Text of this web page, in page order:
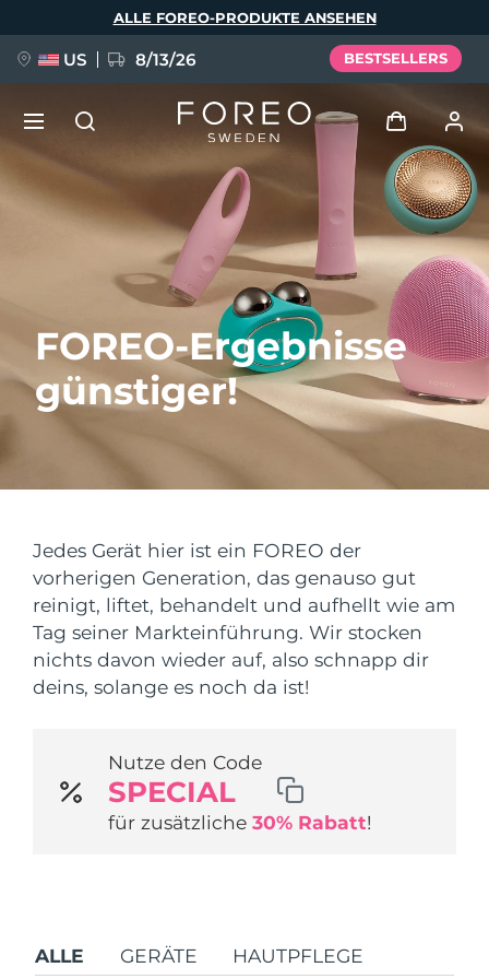
FOREO-Ergebnisse
günstiger!
Jedes Gerät hier ist ein FOREO der
vorherigen Generation, das genauso gut
reinigt, liftet, behandelt und aufhellt wie am
Tag seiner Markteinführung. Wir stocken
nichts davon wieder auf, also schnapp dir
deins, solange es noch da ist!
Nutze den Code
SPECIAL
für zusätzliche30% Rabatt!
ALLE GERÄTE HAUTPFLEGE
ALLE FOREO-PRODUKTE ANSEHEN
US 8/13/26 BESTSELLERS
Anmelden
Benutzerkonto
Meine Geräte
Meine Bestellungen
Meine Adressen
Meine Abonnements
NEU
FAQ™ Pure Beauty-Tech Elixir
BREAKING NEWS
FAQ™ Dual LED Panel
BELIEBT
Sonderangebote Bestseller
Sprache
Deutsch
Español
Français
Italiano
Português
Polski
Svenska
Русский
Türkçe
简体中文 繁體中文
Versandland
Vereinigte Staaten Erwartete Lieferung
Vereinigtes
Königreich
Erwartete Lieferung
Spanien Erwartete Lieferung
Frankreich Erwartete Lieferung